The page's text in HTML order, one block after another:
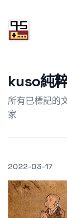
kuso純
所有已標記的
家
發文於
2022-03-17